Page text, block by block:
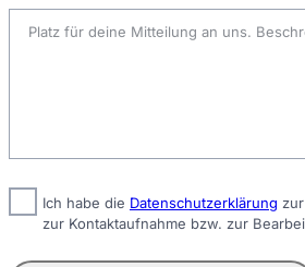
Ich habe die Datenschutzerklärung
zur Kontaktaufnahme bzw. zur